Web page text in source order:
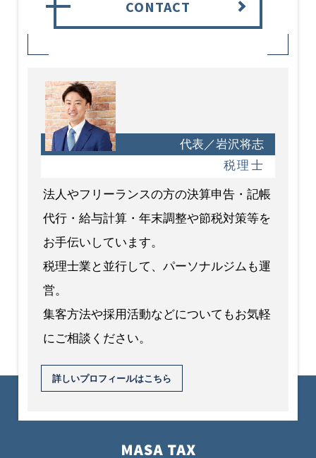
CONTACT
代表／岩沢将志
税理士
法人やフリーランスの方の決算申告・記帳
代行・給与計算・年末調整や節税対策等を
お手伝いしています。
税理士業と並行して、パーソナルジムも運
営。
集客方法や採用活動などについてもお気軽
にご相談ください。
詳しいプロフィールはこちら